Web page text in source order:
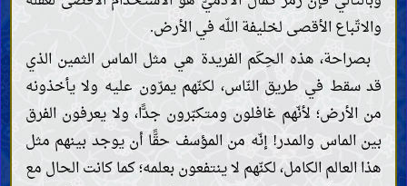
والاتّباع الأقصى لخليفة اللّه في الأرض.
بصراحة، هذه الحِكَم الفريدة هي مثل الماس الثمين الذي
قد سقط في طريق النّاس، لكنّهم يمرّون عليه ولا يأخذونه
من الأرض؛ لأنّهم غافلون ومتكبّرون جدًّا، ولا يعرفون الفرق
بين الماس والمدر! إنّه من المؤسف حقًّا أن يوجد بينهم مثل
هذا العالم الكامل، لكنّهم لا ينتفعون بعلمه؛ كما كانت الحال مع